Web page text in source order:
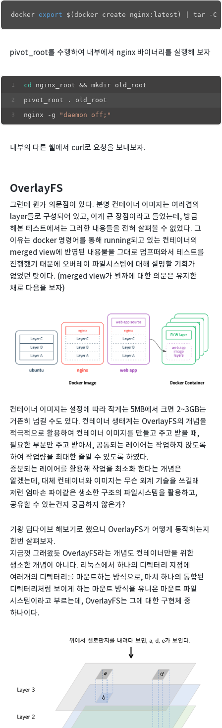
docker export $(docker create nginx:latest) | tar -C
pivot_root를 수행하여 내부에서 nginx 바이너리를 실행해 보자
cd
nginx_root && mkdir old_root
pivot_root . old_root
nginx -g
"daemon off;"
내부의 다른 쉘에서 curl로 요청을 보내보자.
OverlayFS
그런데 뭔가 의문점이 있다. 분명 컨테이너 이미지는 여러겹의
layer들로 구성되어 있고, 이게 큰 장점이라고 들었는데, 방금
해본 테스트에서는 그러한 내용들을 전혀 살펴볼 수 없었다. 그
이유는 docker 명령어를 통해 running되고 있는 컨테이너의
merged view에 반영된 내용물을 그대로 덤프떠와서 테스트를
진행했기 때문에 오버레이 파일시스템에 대해 설명할 기회가
없었던 탓이다. (merged view가 뭘까에 대한 의문은 유지한
채로 다음을 보자)
컨테이너 이미지는 설정에 따라 작게는 5MB에서 크면 2~3GB는
거뜬히 넘길 수도 있다. 컨테이너 생태계는 OverlayFS의 개념을
적극적으로 활용하여 컨테이너 이미지를 만들고 주고 받을 때,
필요한 부분만 주고 받아서, 공통되는 레이어는 작업하지 않도록
하여 작업량을 최대한 줄일 수 있도록 하였다.
증분되는 레이어를 활용해 작업을 최소화 한다는 개념은
알겠는데, 대체 컨테이너와 이미지는 무슨 외계 기술을 쓰길래
저런 엄마손 파이같은 생소한 구조의 파일시스템을 활용하고,
공유할 수 있는건지 궁금하지 않은가?
기왕 딥다이브 해보기로 했으니 OverlayFS가 어떻게 동작하는지
한번 살펴보자.
지금껏 그래왔듯 OverlayFS라는 개념도 컨테이너만을 위한
생소한 개념이 아니다. 리눅스에서 하나의 디렉터리 지점에
여러개의 디렉터리를 마운트하는 방식으로, 마치 하나의 통합된
디렉터리처럼 보이게 하는 마운트 방식을 유니온 마운트 파일
시스템이라고 부르는데, OverlayFS는 그에 대한 구현체 중
하나이다.